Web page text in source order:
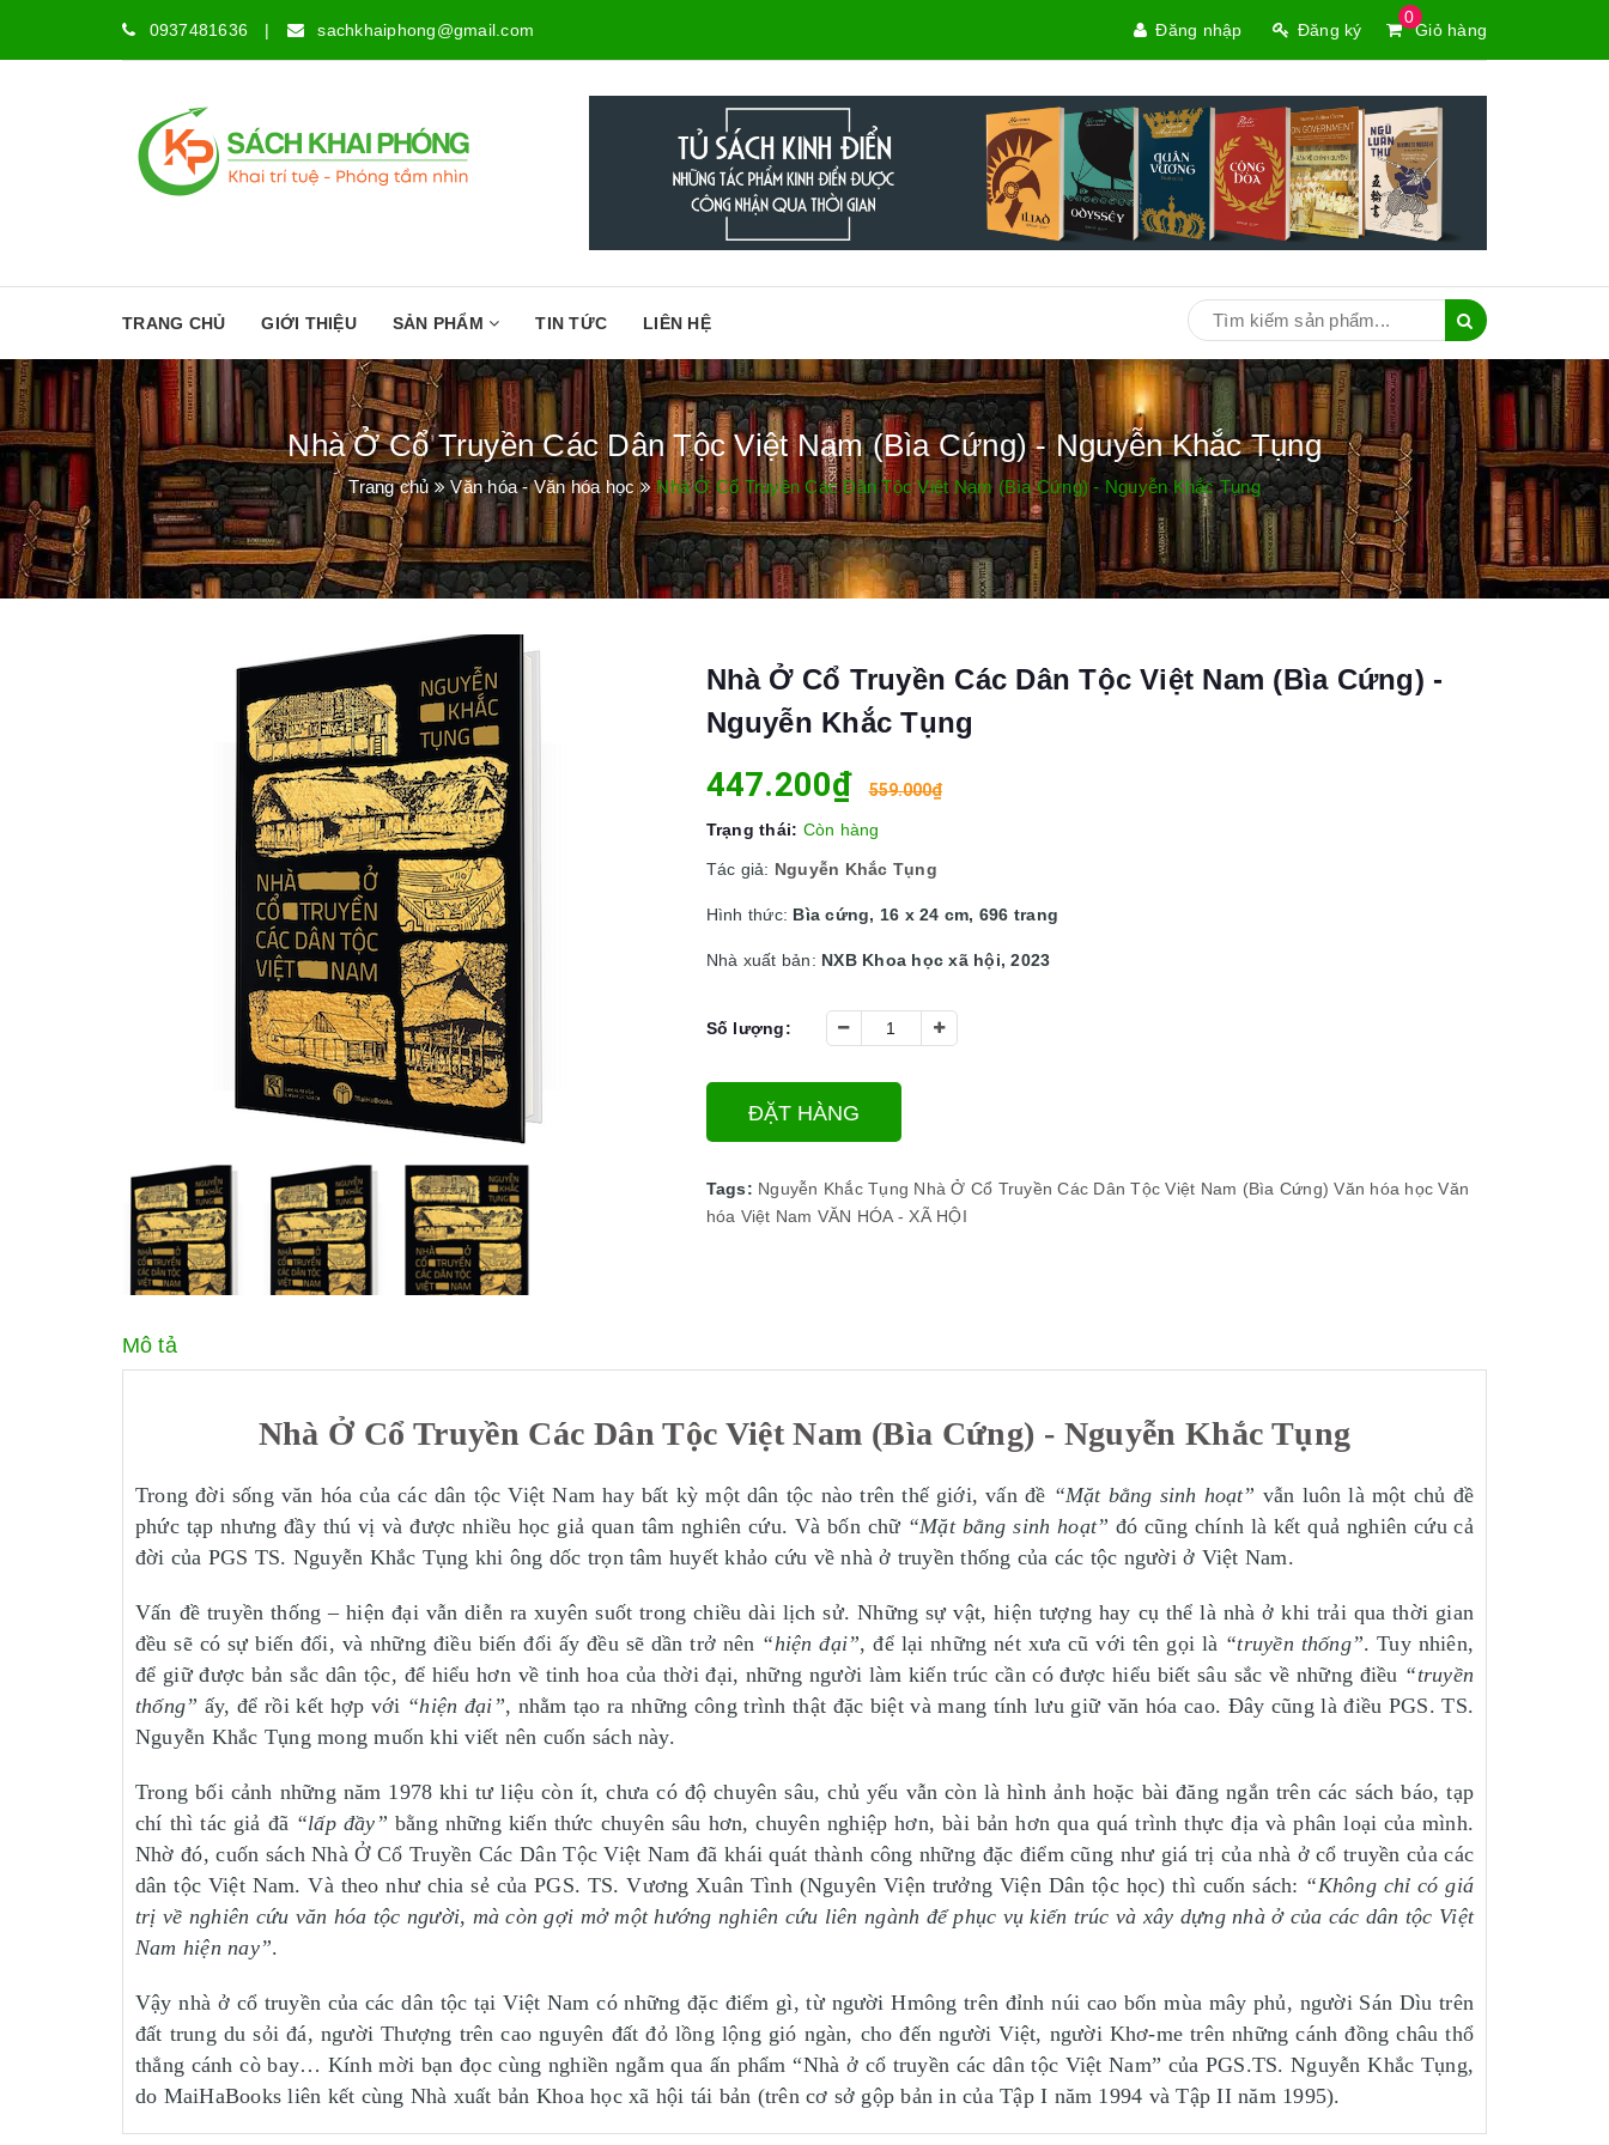
0937481636 | sachkhaiphong@gmail.com
0
Giỏ hàng
Đăng nhập Đăng ký
TRANG CHỦ GIỚI THIỆU SẢN PHẨM TIN TỨC LIÊN HỆ
Nhà Ở Cổ Truyền Các Dân Tộc Việt Nam (Bìa Cứng) - Nguyễn Khắc Tụng
Trang chủ Văn hóa - Văn hóa học Nhà Ở Cổ Truyền Các Dân Tộc Việt Nam (Bìa Cứng) - Nguyễn Khắc Tụng
Nhà Ở Cổ Truyền Các Dân Tộc Việt Nam (Bìa Cứng) -
Nguyễn Khắc Tụng
447.200₫ 559.000₫
Trạng thái: Còn hàng
Tác giả: Nguyễn Khắc Tụng
Hình thức: Bìa cứng, 16 x 24 cm, 696 trang
Nhà xuất bản: NXB Khoa học xã hội, 2023
Số lượng:
ĐẶT HÀNG
Tags: Nguyễn Khắc Tụng Nhà Ở Cổ Truyền Các Dân Tộc Việt Nam (Bìa Cứng) Văn hóa học Văn
hóa Việt Nam VĂN HÓA - XÃ HỘI
Mô tả
Nhà Ở Cổ Truyền Các Dân Tộc Việt Nam (Bìa Cứng) - Nguyễn Khắc Tụng
Trong đời sống văn hóa của các dân tộc Việt Nam hay bất kỳ một dân tộc nào trên thế giới, vấn đề “Mặt bằng sinh hoạt” vẫn luôn là một chủ đề
phức tạp nhưng đầy thú vị và được nhiều học giả quan tâm nghiên cứu. Và bốn chữ “Mặt bằng sinh hoạt” đó cũng chính là kết quả nghiên cứu cả
đời của PGS TS. Nguyễn Khắc Tụng khi ông dốc trọn tâm huyết khảo cứu về nhà ở truyền thống của các tộc người ở Việt Nam.
Vấn đề truyền thống – hiện đại vẫn diễn ra xuyên suốt trong chiều dài lịch sử. Những sự vật, hiện tượng hay cụ thể là nhà ở khi trải qua thời gian
đều sẽ có sự biến đổi, và những điều biến đổi ấy đều sẽ dần trở nên “hiện đại”, để lại những nét xưa cũ với tên gọi là “truyền thống”. Tuy nhiên,
để giữ được bản sắc dân tộc, để hiểu hơn về tinh hoa của thời đại, những người làm kiến trúc cần có được hiểu biết sâu sắc về những điều “truyền
thống” ấy, để rồi kết hợp với “hiện đại”, nhằm tạo ra những công trình thật đặc biệt và mang tính lưu giữ văn hóa cao. Đây cũng là điều PGS. TS.
Nguyễn Khắc Tụng mong muốn khi viết nên cuốn sách này.
Trong bối cảnh những năm 1978 khi tư liệu còn ít, chưa có độ chuyên sâu, chủ yếu vẫn còn là hình ảnh hoặc bài đăng ngắn trên các sách báo, tạp
chí thì tác giả đã “lấp đầy” bằng những kiến thức chuyên sâu hơn, chuyên nghiệp hơn, bài bản hơn qua quá trình thực địa và phân loại của mình.
Nhờ đó, cuốn sách Nhà Ở Cổ Truyền Các Dân Tộc Việt Nam đã khái quát thành công những đặc điểm cũng như giá trị của nhà ở cổ truyền của các
dân tộc Việt Nam. Và theo như chia sẻ của PGS. TS. Vương Xuân Tình (Nguyên Viện trưởng Viện Dân tộc học) thì cuốn sách: “Không chỉ có giá
trị về nghiên cứu văn hóa tộc người, mà còn gợi mở một hướng nghiên cứu liên ngành để phục vụ kiến trúc và xây dựng nhà ở của các dân tộc Việt
Nam hiện nay”.
Vậy nhà ở cổ truyền của các dân tộc tại Việt Nam có những đặc điểm gì, từ người Hmông trên đỉnh núi cao bốn mùa mây phủ, người Sán Dìu trên
đất trung du sỏi đá, người Thượng trên cao nguyên đất đỏ lồng lộng gió ngàn, cho đến người Việt, người Khơ-me trên những cánh đồng châu thổ
thẳng cánh cò bay… Kính mời bạn đọc cùng nghiền ngẫm qua ấn phẩm “Nhà ở cổ truyền các dân tộc Việt Nam” của PGS.TS. Nguyễn Khắc Tụng,
do MaiHaBooks liên kết cùng Nhà xuất bản Khoa học xã hội tái bản (trên cơ sở gộp bản in của Tập I năm 1994 và Tập II năm 1995).